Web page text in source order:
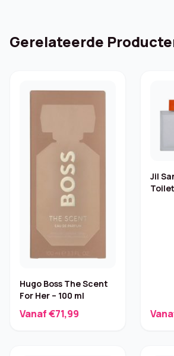
Gerelateerde
Hugo Boss The Scent
For Her – 100 ml
Vanaf €71,99
Jil